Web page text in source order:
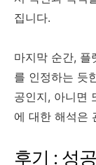
집니다.
마지막 순간, 플
를 인정하는 듯
공인지, 아니면
에 대한 해석은
후기 : 성